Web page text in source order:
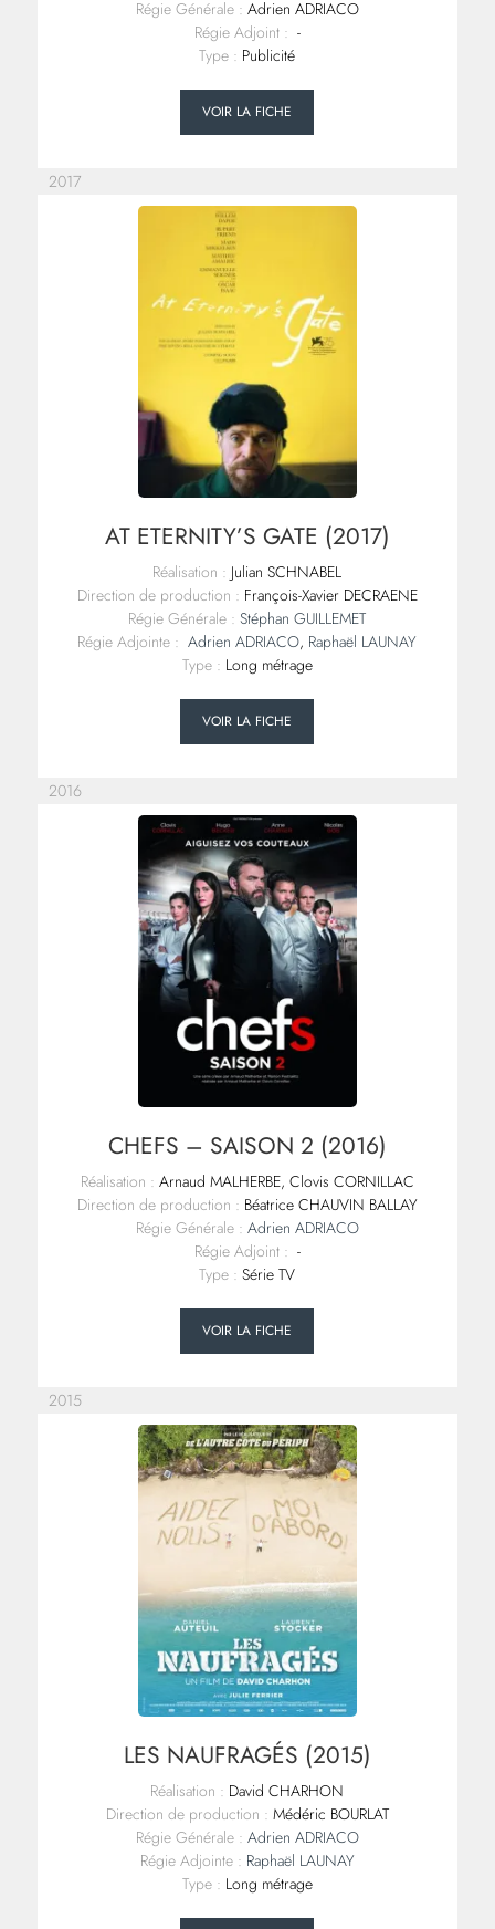
Régie Générale : Adrien ADRIACO
Régie Adjoint : -
Type : Publicité
VOIR LA FICHE
2017
AT ETERNITY’S GATE (2017)
Réalisation : Julian SCHNABEL
Direction de production : François-Xavier DECRAENE
Régie Générale : Stéphan GUILLEMET
Régie Adjointe : Adrien ADRIACO, Raphaël LAUNAY
Type : Long métrage
VOIR LA FICHE
2016
CHEFS – SAISON 2 (2016)
Réalisation : Arnaud MALHERBE, Clovis CORNILLAC
Direction de production : Béatrice CHAUVIN BALLAY
Régie Générale : Adrien ADRIACO
Régie Adjoint : -
Type : Série TV
VOIR LA FICHE
2015
LES NAUFRAGÉS (2015)
Réalisation : David CHARHON
Direction de production : Médéric BOURLAT
Régie Générale : Adrien ADRIACO
Régie Adjointe : Raphaël LAUNAY
Type : Long métrage